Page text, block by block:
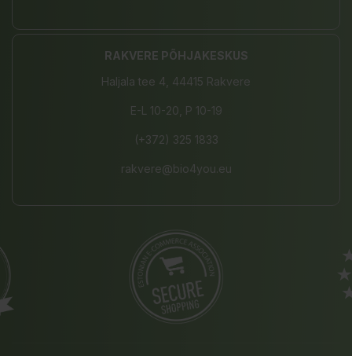
RAKVERE PÕHJAKESKUS
Haljala tee 4, 44415 Rakvere
E-L 10-20, P 10-19
(+372) 325 1833
rakvere@bio4you.eu